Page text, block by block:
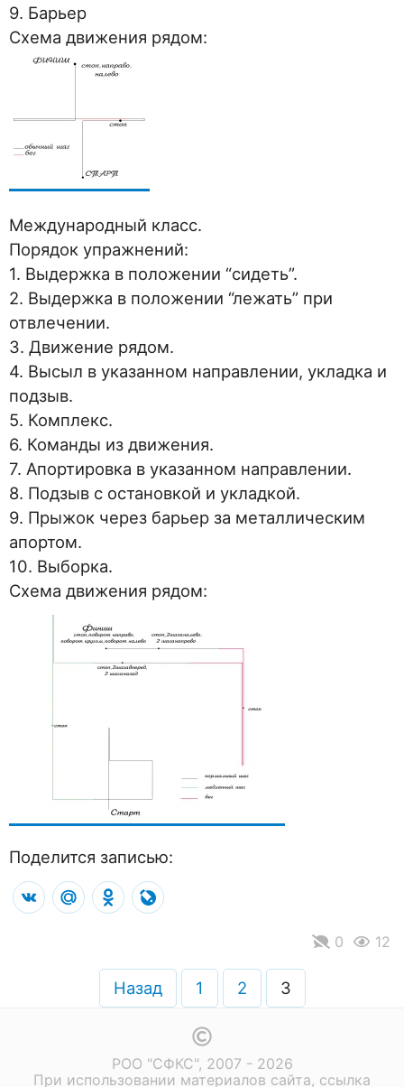
9. Барьер
Схема движения рядом:
Международный класс.
Порядок упражнений:
1. Выдержка в положении “сидеть”.
2. Выдержка в положении “лежать” при
отвлечении.
3. Движение рядом.
4. Высыл в указанном направлении, укладка и
подзыв.
5. Комплекс.
6. Команды из движения.
7. Апортировка в указанном направлении.
8. Подзыв с остановкой и укладкой.
9. Прыжок через барьер за металлическим
апортом.
10. Выборка.
Схема движения рядом:
Поделится записью:
VK Mail.RuOdnoklassniki
0 12
Навигация
записям
Назад 1 2 3
РОО "СФКС", 2007 - 2026
При использовании материалов сайта, ссылка